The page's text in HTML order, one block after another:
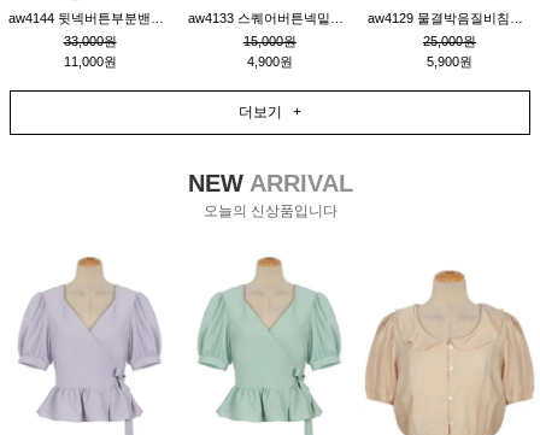
33,000원
11,000원
15,000원
4,900원
25,000원
5,900원
더보기 +
NEWARRIVAL
오늘의 신상품입니다